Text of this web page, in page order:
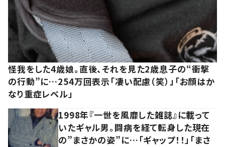
怪我をした4歳娘。直後、それを見た2歳息子の“衝撃
の行動”に…254万回表示「凄い配慮（笑）」「お顔はか
なり重症レベル」
1998年『一世を風靡した雑誌』に載って
いたギャル男。闘病を経て転身した現在
の”まさかの姿”に…「ギャップ！！」「まさ